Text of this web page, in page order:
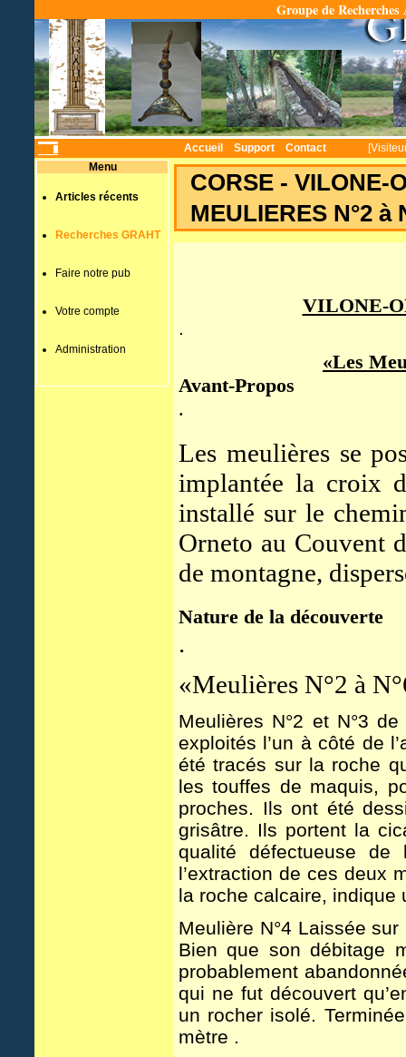
Groupe de
Accueil Support Contact
Menu
Articles récents
Recherches GRAHT
Faire notre pub
Votre compte
Administration
CORSE - VILONE-
MEULIERES N°2 à
VILONE-
.
«Les
Avant-Propos
.
Les meulières se
implantée la croix
installé sur le
Orneto au Couvent
de montagne,
Nature de la découverte
.
«Meulières N°2 à
Meulières N°2 et N°3
exploités l’un à côté de
été tracés sur la roche
les touffes de maquis,
proches. Ils ont été
grisâtre. Ils portent la
qualité défectueuse de
l’extraction de ces deux
la roche calcaire, indique
Meulière N°4 Laissée
Bien que son débitage
probablement
qui ne fut découvert
un rocher isolé.
mètre .